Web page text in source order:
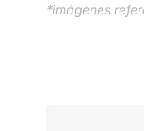
*imágenes